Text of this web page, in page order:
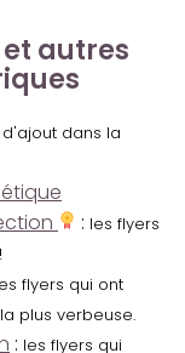
autres
d'ajout dans la
: les flyers
flyers qui ont
plus verbeuse.
: les flyers qui